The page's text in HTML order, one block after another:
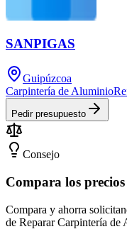
SANPIGAS
Guipúzcoa
Carpintería de Aluminio
Pedir presupuesto
Consejo
Compara los precios
Compara y ahorra
de Reparar Carpintería de